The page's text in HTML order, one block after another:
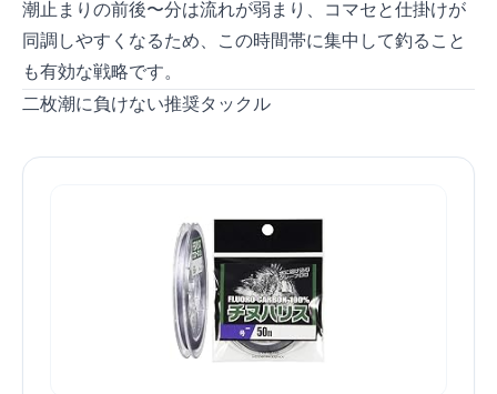
潮止まりの前後15〜30分は流れが弱まり、コマセと仕掛けが
同調しやすくなるため、この時間帯に集中して釣ること
も有効な戦略です。
二枚潮に負けない推奨タックル